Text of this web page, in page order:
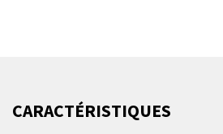
CARACTÉRISTIQUES